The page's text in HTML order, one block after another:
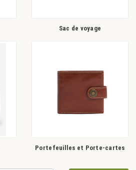
Sac de voyage
Portefeuilles et Porte-cartes